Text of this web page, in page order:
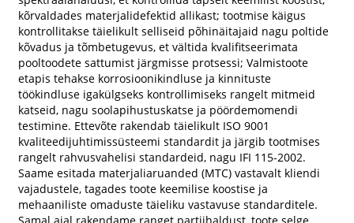
kõrvaldades materjalidefektid allikast; tootmise käigus
kontrollitakse täielikult selliseid põhinäitajaid nagu poltide
kõvadus ja tõmbetugevus, et vältida kvalifitseerimata
pooltoodete sattumist järgmisse protsessi; Valmistoote
etapis tehakse korrosioonikindluse ja kinnituste
töökindluse igakülgseks kontrollimiseks rangelt mitmeid
katseid, nagu soolapihustuskatse ja pöördemomendi
testimine. Ettevõte rakendab täielikult ISO 9001
kvaliteedijuhtimissüsteemi standardit ja järgib tootmises
rangelt rahvusvahelisi standardeid, nagu IFI 115-2002.
Saame esitada materjaliaruanded (MTC) vastavalt kliendi
vajadustele, tagades toote keemilise koostise ja
mehaaniliste omaduste täieliku vastavuse standarditele.